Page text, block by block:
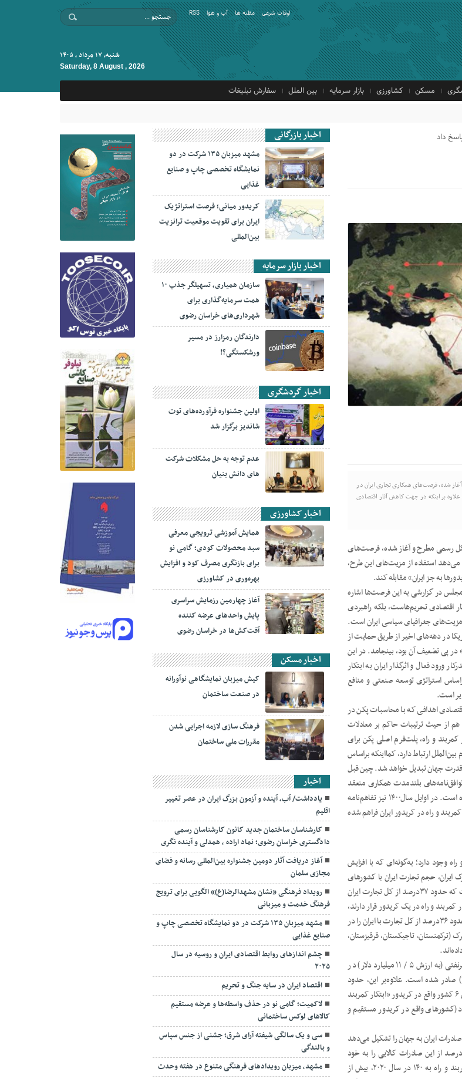
RSS آب و هوا مظنه ها اوقات شرعی
شنبه, ۱۷ مرداد , ۱۴۰۵
Saturday, 8 August , 2026
مسکن کشاورزی بازار سرمایه بین الملل سفارش تبلیغات
داد
و راه» که از سال ۲۰۱۳ به شکل رسمی مطرح و آغاز شده، فرصت‌های همکاری تجاری ایران در
بر اینکه در جهت کاهش آثار اقتصادی
با رصد ابعاد مگاپروژه چینی «کمربند و راه» که از سال ۲۰۱۳ به شکل رسمی مطرح و آغاز شده، فرصت‌های
می‌دهد استفاده از مزیت‌های این طرح،
به جز ایران» مقابله کند.
در گزارشی به این فرصت‌ها اشاره
اقتصادی تحریم‌هاست، بلکه راهبردی
مزیت‌های جغرافیای سیاسی ایران است.
در دهه‌های اخیر از طریق حمایت از
پی تضعیف آن بود، بینجامد. در این
فعال و اثرگذار ایران به ابتکار
استراتژی توسعه صنعتی و منافع
است.
اهدافی که با محاسبات پکن در
از حیث ترتیبات حاکم بر معادلات
و راه، پلت‌فرم اصلی پکن برای
ارتباط دارد، کمااینکه براساس
جامعه اطلاعاتی آمریکا، چین با پشت‌سرگذاشتن آمریکا، تا سال ۲۰۴۰ به ابرقدرت جهان تبدیل خواهد شد. چین قبل
توافق‌نامه‌های بلندمدت همکاری منعقد
می‌کند که تاکنون و تا پایان سال ۲۰۲۰ چنین توافقنامه‌هایی را در حدود ۲۰۵ مورد امضا کرده است. در اوایل سال‌۱۴۰۰ نیز تفاهم‌نامه
کمربند و راه در کریدور ایران فراهم شده
وجود دارد؛ به‌گونه‌ای که با افزایش
ایران، حجم تجارت ایران با کشورهای
هم‌مسیر واقع در ابتکار کمربند و راه در سال ۱۳۹۹ (۲۰۲۰) بیش از ۲۵ میلیارد دلار بوده است که حدود ۳۷‌درصد از کل تجارت ایران
ایران در ابتکار کمربند و راه در یک کریدور قرار دارند،
حدود ۲۷‌درصد متعلق به چین و حدود ۹‌درصد متعلق به ترکیه است (در مجموع دو کشور حدود ۳۶‌درصد از کل تجارت با ایران را در
تاجیکستان، قرقیزستان،
با احتساب خود کشور چین، حدود ۳۷‌درصد از کالاهای صادراتی ایران اعم از نفتی و غیرنفتی (به ارزش ۵ / ۱۱ میلیارد دلار) در
سال‌۱۳۹۹ (۲۰۲۰) به‌طور مستقیم به کشورهای واقع در کریدور ابتکار کمربند و راه (BRI) صادر شده است. علاوه‌بر این، حدود
۳۸‌درصد از نیازهای وارداتی ایران به ارزش تقریبی ۱۳ میلیارد دلار نیز به‌طور مستقیم از طریق ۶ کشور واقع در کریدور «ابتکار کمربند
(کشورهای واقع در کریدور مستقیم و
۱۰‌گروه کالایی عمده صادراتی در سال ۲۰۱۸، حدود ۸۹‌درصد از صادرات ایران به جهان را تشکیل می‌دهد
که ارزش آن بالغ بر ۲/ ۸۶میلیارد دلار است. ۶۵ کشور واقع در کریدور BRI، حدود ۳۵‌درصد از این صادرات کالایی را به خود
اختصاص می‌دهند. طبیعتا با افزایش تعداد کشورهای دارای شرایط عضویت در ابتکار کمربند و راه به ۱۴۰ در سال ۲۰۲۰، بیش از
اخبار بازرگانی
مشهد میزبان ۱۳۵ شرکت در دو
نمایشگاه تخصصی چاپ و صنایع
غذایی
کریدور میانی؛ فرصت استراتژیک
ایران برای تقویت موقعیت ترانزیت
بین‌المللی
اخبار بازار سرمایه
سازمان همیاری، تسهیلگر جذب ۱۰
همت سرمایه‌گذاری برای
شهرداری‌های خراسان رضوی
دارندگان رمزارز در مسیر
ورشکستگی؟!
اخبار گردشگری
اولین جشنواره فرآورده‌های توت
شاندیز برگزار شد
عدم توجه به حل مشکلات شرکت
های دانش بنیان
اخبار کشاورزی
همایش آموزشی ترویجی معرفی
سبد محصولات کودی؛ گامی نو
برای بازنگری مصرف کود و افزایش
بهره‌وری در کشاورزی
آغاز چهارمین رزمایش سراسری
پایش واحدهای عرضه کننده
آفت‌کش‌ها در خراسان رضوی
اخبار مسکن
کیش میزبان نمایشگاهی نوآورانه
در صنعت ساختمان
فرهنگ سازی لازمه اجرایی شدن
مقررات ملی ساختمان
اخبار
یادداشت/ آب، آینده و آزمون بزرگ ایران در عصر تغییر
اقلیم
کارشناسان ساختمان جدید کانون کارشناسان رسمی
دادگستری خراسان رضوی؛ نماد اراده ، همدلی و آینده نگری
آغاز دریافت آثار دومین جشنواره بین‌المللی رسانه و فضای
مجازی سلمان
رویداد فرهنگی «نشان مشهدالرضا(ع)» الگویی برای ترویج
فرهنگ خدمت و میزبانی
مشهد میزبان ۱۳۵ شرکت در دو نمایشگاه تخصصی چاپ و
صنایع غذایی
چشم اندازهای روابط اقتصادی ایران و روسیه در سال
۲۰۲۵
اقتصاد ایران در سایه جنگ و تحریم
لاکمیت؛ گامی نو در حذف واسطه‌ها و عرضه مستقیم
کالاهای لوکس ساختمانی
سی و یک سالگی شیفته آرای شرق؛ جشنی از جنس سپاس
و بالندگی
مشهد، میزبان رویدادهای فرهنگی متنوع در هفته وحدت